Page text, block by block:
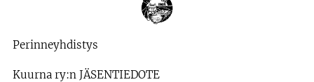
Perinneyhdistys
Kuurna ry:n JÄSENTIEDOTE